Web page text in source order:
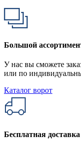
Большой
У нас вы сможете
или по
Каталог ворот
Бесплатная доставка